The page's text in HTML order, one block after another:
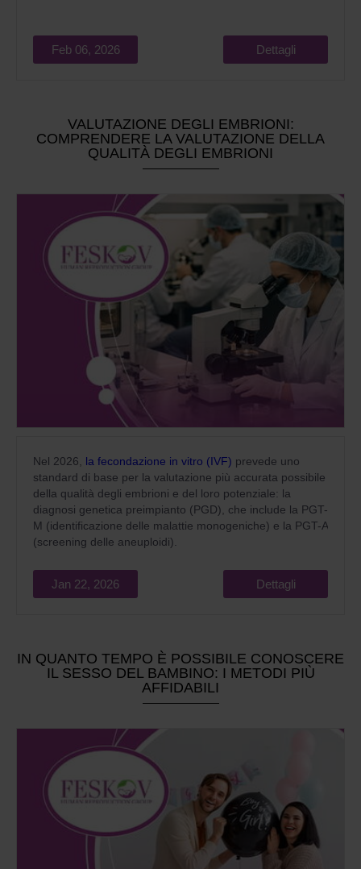
Feb 06, 2026 Dettagli
VALUTAZIONE DEGLI EMBRIONI:
COMPRENDERE LA VALUTAZIONE DELLA
QUALITÀ DEGLI EMBRIONI
Nel 2026, la fecondazione in vitro (IVF) prevede uno
standard di base per la valutazione più accurata possibile
della qualità degli embrioni e del loro potenziale: la
diagnosi genetica preimpianto (PGD), che include la PGT-
M (identificazione delle malattie monogeniche) e la PGT-A
(screening delle aneuploidi).
Jan 22, 2026 Dettagli
IN QUANTO TEMPO È POSSIBILE CONOSCERE
IL SESSO DEL BAMBINO: I METODI PIÙ
AFFIDABILI